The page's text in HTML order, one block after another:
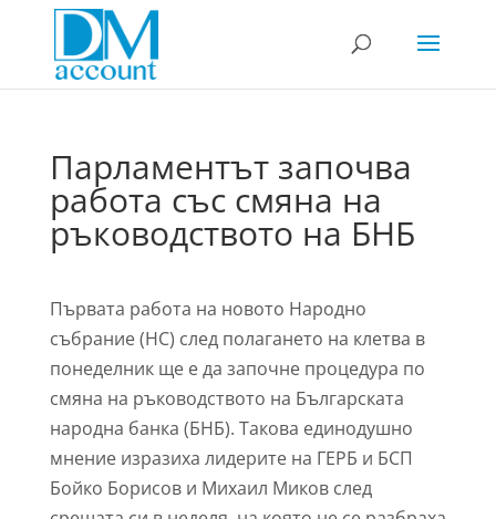
Парламентът започва
работа със смяна на
ръководството на БНБ
Първата работа на новото Народно
събрание(НС) след полагането на клетва в
понеделник ще е да започне процедура по
смяна на ръководството на Българската
народна банка (БНБ). Такова единодушно
мнение изразиха лидерите на ГЕРБ и БСП
Бойко Борисов и Михаил Миков след